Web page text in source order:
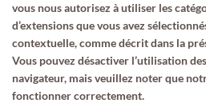
vous nous autorisez à utiliser les
d’extensions que vous avez
contextuelle, comme décrit dans la
Vous pouvez désactiver l’utilisation
navigateur, mais veuillez noter que
fonctionner correctement.